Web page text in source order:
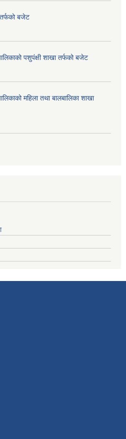
बजेट
पशुपंक्षी शाखा तर्फको बजेट
महिला तथा बालबालिका शाखा